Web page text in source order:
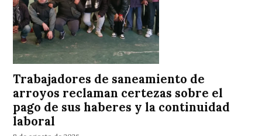
Trabajadores de saneamiento de
arroyos reclaman certezas sobre el
pago de sus haberes y la continuidad
laboral